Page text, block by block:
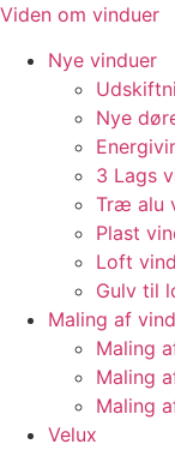
Videre
indhold
Viden om vinduer
Nye vinduer
Nye
3 Lags
Træ alu
Plast
Loft
Gulv til
Maling af
Maling
Maling
Maling
Velux